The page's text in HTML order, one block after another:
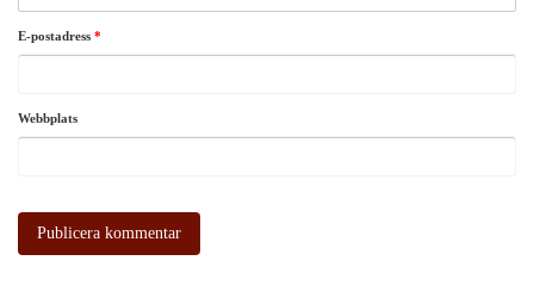
E-postadress *
Webbplats